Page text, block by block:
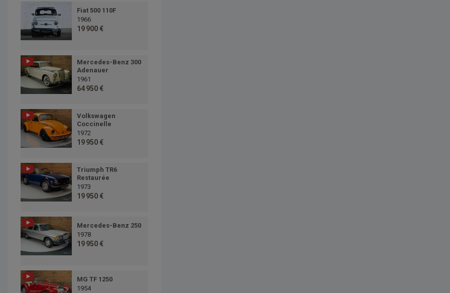
Fiat 500 110F
1966
19 900 €
Mercedes-Benz 300
Adenauer
1961
64 950 €
Volkswagen
Coccinelle
1972
19 950 €
Triumph TR6
Restaurée
1973
19 950 €
Mercedes-Benz 250
1978
19 950 €
MG TF 1250
1954